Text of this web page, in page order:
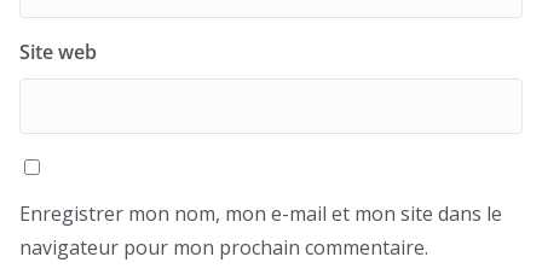
Site web
Enregistrer mon nom, mon e-mail et mon site dans le
navigateur pour mon prochain commentaire.